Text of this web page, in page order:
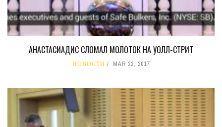
АНАСТАСИАДИС СЛОМАЛ МОЛОТОК НА УОЛЛ-СТРИТ
НОВОСТИ MAR 22, 2017